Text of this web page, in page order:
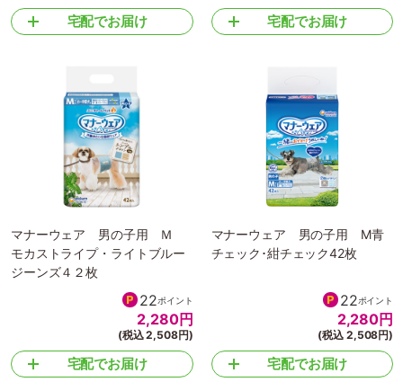
宅配でお届け 宅配でお届け
マナーウェア 男の子用 Ｍ
モカストライプ・ライトブルー
ジーンズ４２枚
22ポイント
2,280円
(税込 2,508円)
宅配でお届け
マナーウェア 男の子用 M青
チェック･紺チェック42枚
22ポイント
2,280円
(税込 2,508円)
宅配でお届け